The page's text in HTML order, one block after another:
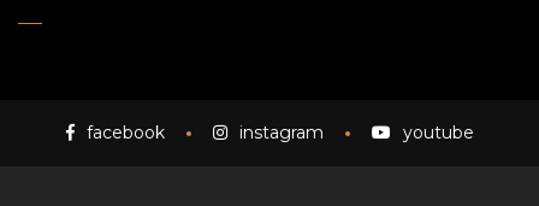
facebook instagram youtube